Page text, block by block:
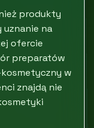
produkty
uznanie na
ofercie
preparatów
kosmetyczny w
znajdą nie